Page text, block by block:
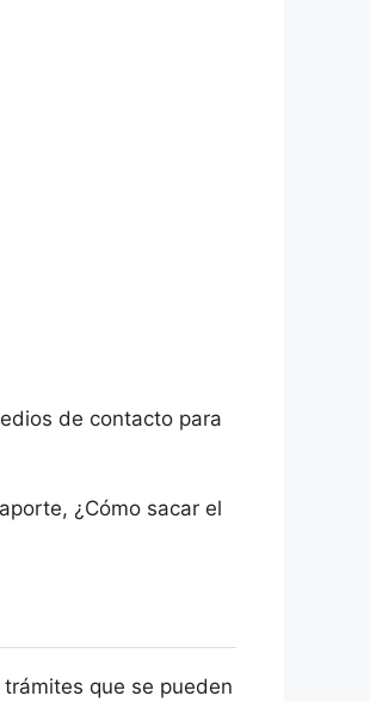
de contacto para
¿Cómo sacar el
que se pueden